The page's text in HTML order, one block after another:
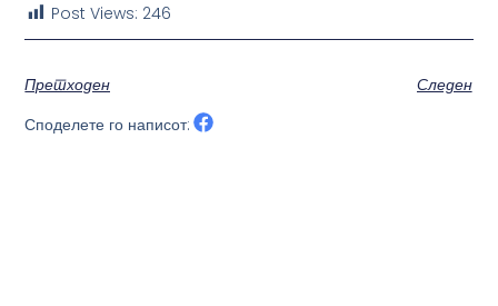
Post Views: 246
Претходен
Следен
Споделете го написот: